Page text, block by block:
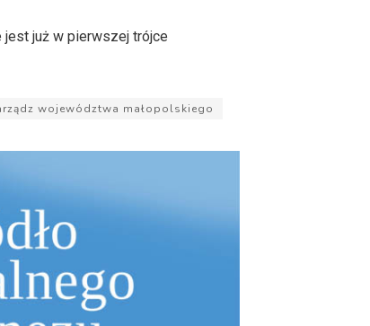
jest już w pierwszej trójce
województwa małopolskiego